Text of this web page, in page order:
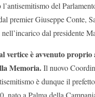
del
premier Giuseppe Conte,
nell’incarico dal presidente
vertice è avvenuto
Memoria.Il nuovo
è dunque il